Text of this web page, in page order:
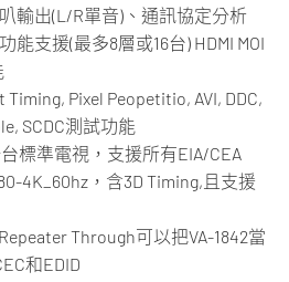
輸出(L/R單音)、通訊協定分析
能支援(最多8層或16台) HDMI MOI
Pixel Peopetitio, AVI, DDC,
SCDC測試功能
標準電視，支援所有EIA/CEA
4K_60hz，含3D Timing,且支援
Through可以把VA-1842當
和EDID